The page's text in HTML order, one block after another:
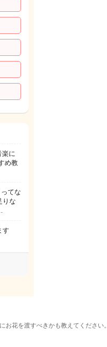
楽に
め教
てな
りな
す
花を渡すべきかも教えてください。